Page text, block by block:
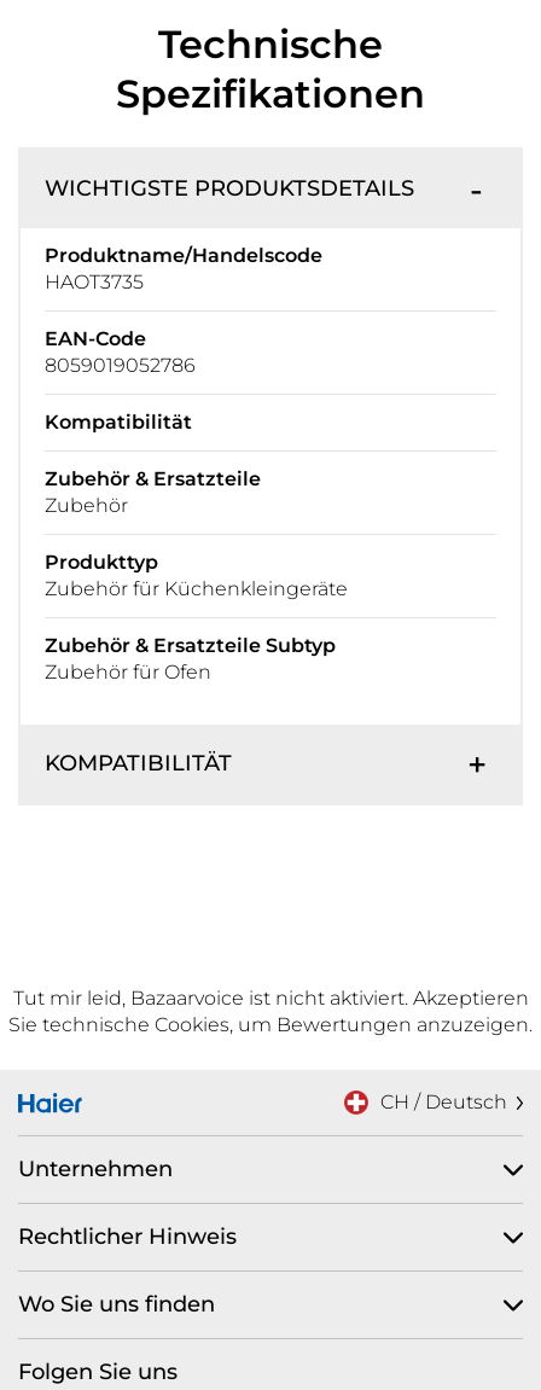
Technische
Spezifikationen
WICHTIGSTE PRODUKTSDETAILS
Produktname/Handelscode
HAOT3735
EAN-Code
8059019052786
Kompatibilität
Zubehör & Ersatzteile
Zubehör
Produkttyp
Zubehör für Küchenkleingeräte
Zubehör & Ersatzteile Subtyp
Zubehör für Ofen
KOMPATIBILITÄT
Tut mir leid, Bazaarvoice ist nicht aktiviert. Akzeptieren
Sie technische Cookies, um Bewertungen anzuzeigen.
CH / Deutsch
Unternehmen
Rechtlicher Hinweis
Wo Sie uns finden
Folgen Sie uns